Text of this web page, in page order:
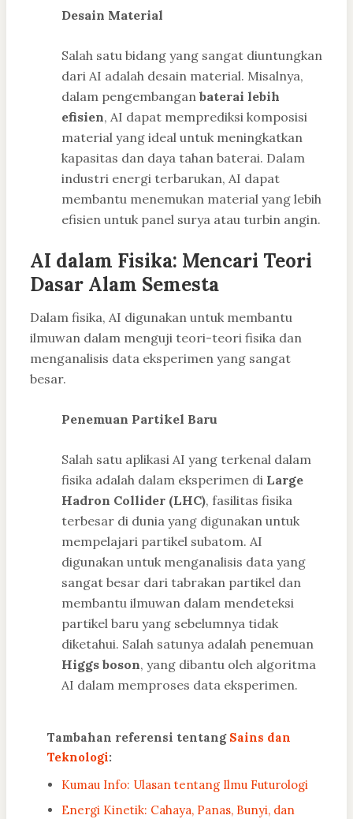
Desain Material
Salah satu bidang yang sangat diuntungkan
dari AI adalah desain material. Misalnya,
dalam pengembangan baterai lebih
efisien, AI dapat memprediksi komposisi
material yang ideal untuk meningkatkan
kapasitas dan daya tahan baterai. Dalam
industri energi terbarukan, AI dapat
membantu menemukan material yang lebih
efisien untuk panel surya atau turbin angin.
AI dalam Fisika: Mencari Teori
Dasar Alam Semesta
Dalam fisika, AI digunakan untuk membantu
ilmuwan dalam menguji teori-teori fisika dan
menganalisis data eksperimen yang sangat
besar.
Penemuan Partikel Baru
Salah satu aplikasi AI yang terkenal dalam
fisika adalah dalam eksperimen di Large
Hadron Collider (LHC), fasilitas fisika
terbesar di dunia yang digunakan untuk
mempelajari partikel subatom. AI
digunakan untuk menganalisis data yang
sangat besar dari tabrakan partikel dan
membantu ilmuwan dalam mendeteksi
partikel baru yang sebelumnya tidak
diketahui. Salah satunya adalah penemuan
Higgs boson, yang dibantu oleh algoritma
AI dalam memproses data eksperimen.
Tambahan referensi tentang Sains dan
Teknologi:
Kumau Info: Ulasan tentang Ilmu Futurologi
Energi Kinetik: Cahaya, Panas, Bunyi, dan